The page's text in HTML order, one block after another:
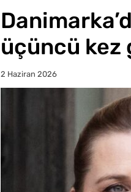
üçüncü kez
2 Haziran 2026